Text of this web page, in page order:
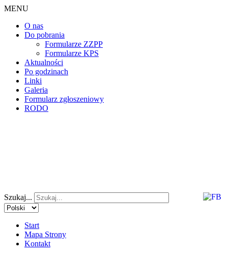
MENU
O nas
Do pobrania
Formularze ZZPP
Formularze KPS
Aktualności
Po godzinach
Linki
Galeria
Formularz zgłoszeniowy
RODO
Szukaj...
Start
Mapa Strony
Kontakt